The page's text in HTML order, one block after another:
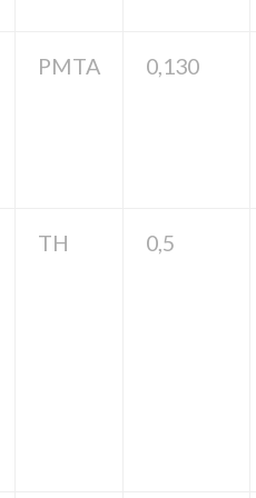
PMTA 0,130
TH 0,5